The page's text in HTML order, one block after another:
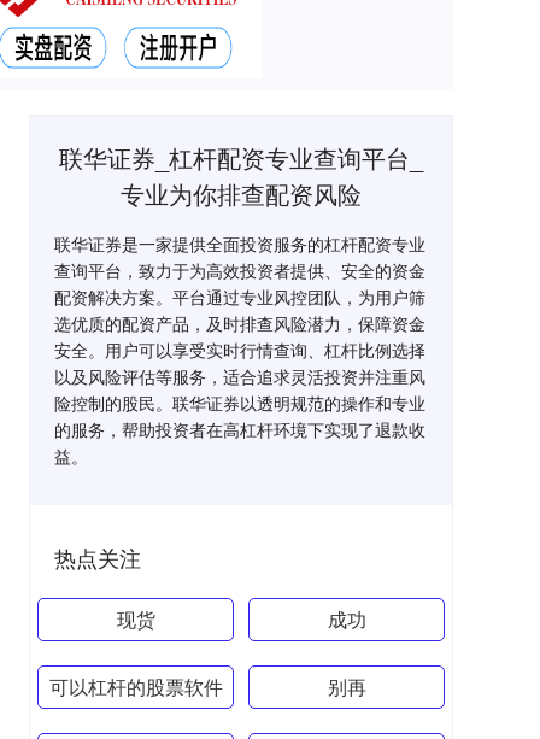
联华证券_杠杆配资专业查询平台_
专业为你排查配资风险
联华证券是一家提供全面投资服务的杠杆配资专业
查询平台，致力于为高效投资者提供、安全的资金
配资解决方案。平台通过专业风控团队，为用户筛
选优质的配资产品，及时排查风险潜力，保障资金
安全。用户可以享受实时行情查询、杠杆比例选择
以及风险评估等服务，适合追求灵活投资并注重风
险控制的股民。联华证券以透明规范的操作和专业
的服务，帮助投资者在高杠杆环境下实现了退款收
益。
热点关注
现货 成功
可以杠杆的股票软件 别再